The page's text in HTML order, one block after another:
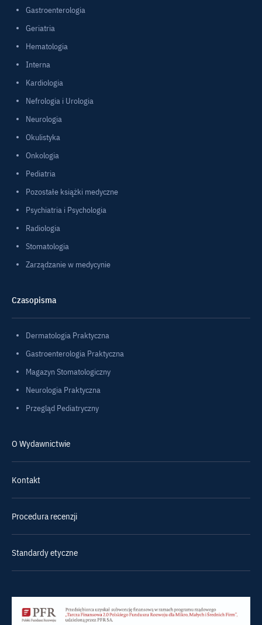
Gastroenterologia
Geriatria
Hematologia
Interna
Kardiologia
Nefrologia i Urologia
Neurologia
Okulistyka
Onkologia
Pediatria
Pozostałe książki medyczne
Psychiatria i Psychologia
Radiologia
Stomatologia
Zarządzanie w medycynie
Czasopisma
Dermatologia Praktyczna
Gastroenterologia Praktyczna
Magazyn Stomatologiczny
Neurologia Praktyczna
Przegląd Pediatryczny
O Wydawnictwie
Kontakt
Procedura recenzji
Standardy etyczne